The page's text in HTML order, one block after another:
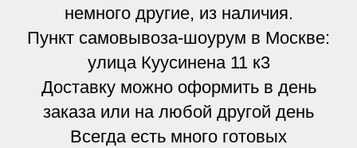
немного другие, из наличия.
Пункт самовывоза-шоурум в Москве:
улица Куусинена 11 к3
Доставку можно оформить в день
заказа или на любой другой день
Всегда есть много готовых